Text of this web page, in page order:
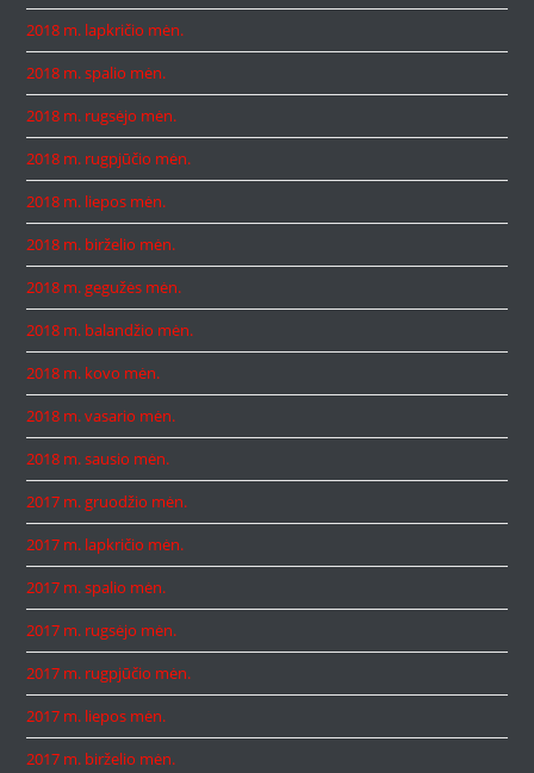
2018 m. lapkričio mėn.
2018 m. spalio mėn.
2018 m. rugsėjo mėn.
2018 m. rugpjūčio mėn.
2018 m. liepos mėn.
2018 m. birželio mėn.
2018 m. gegužės mėn.
2018 m. balandžio mėn.
2018 m. kovo mėn.
2018 m. vasario mėn.
2018 m. sausio mėn.
2017 m. gruodžio mėn.
2017 m. lapkričio mėn.
2017 m. spalio mėn.
2017 m. rugsėjo mėn.
2017 m. rugpjūčio mėn.
2017 m. liepos mėn.
2017 m. birželio mėn.